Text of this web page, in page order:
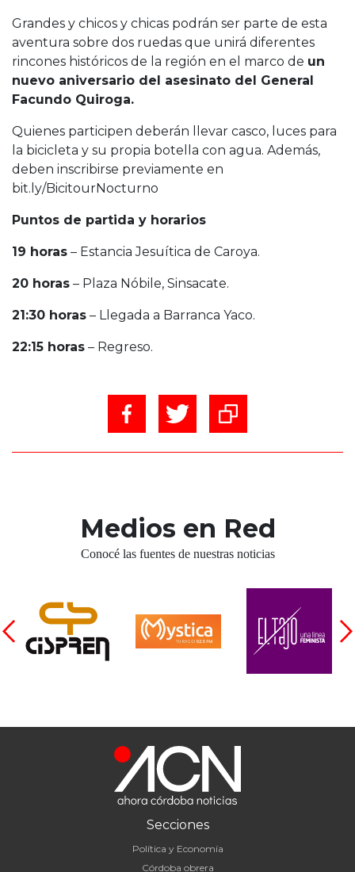
Grandes y chicos y chicas podrán ser parte de esta
aventura sobre dos ruedas que unirá diferentes
rincones históricos de la región en el marco de un
nuevo aniversario del asesinato del General
Facundo Quiroga.
Quienes participen deberán llevar casco, luces para
la bicicleta y su propia botella con agua. Además,
deben inscribirse previamente en
bit.ly/BicitourNocturno
Puntos de partida y horarios
19 horas – Estancia Jesuítica de Caroya.
20 horas – Plaza Nóbile, Sinsacate.
21:30 horas – Llegada a Barranca Yaco.
22:15 horas – Regreso.
Medios en Red
Conocé las fuentes de nuestras noticias
Secciones
Política y Economía
Córdoba obrera